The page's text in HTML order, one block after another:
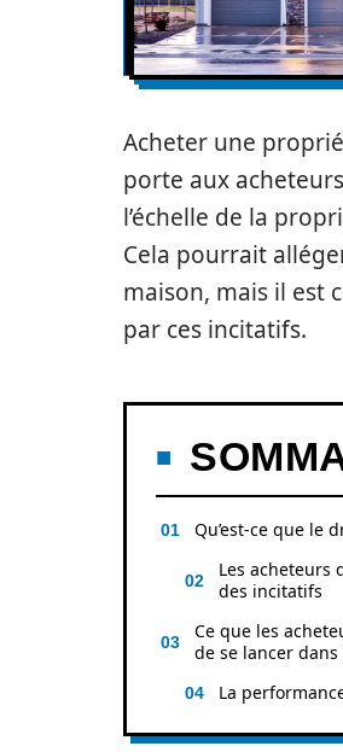
Acheter une
porte aux
l’échelle de la
Cela pourrait
maison, mais il est
par ces incitatifs.
Qu’est-ce que le
Les acheteurs
des incitatifs
Ce que les
de se lancer
La